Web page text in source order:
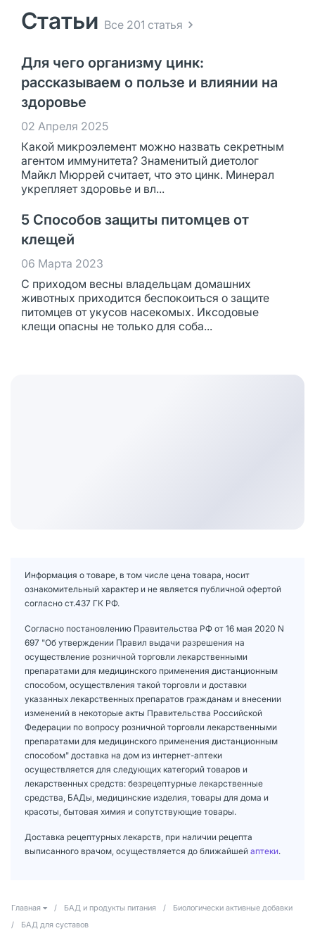
Статьи Все 201 статья
Для чего организму цинк:
рассказываем о пользе и влиянии на
здоровье
02 Апреля 2025
Какой микроэлемент можно назвать секретным
агентом иммунитета? Знаменитый диетолог
Майкл Мюррей считает, что это цинк. Минерал
укрепляет здоровье и вл...
5 Способов защиты питомцев от
клещей
06 Марта 2023
С приходом весны владельцам домашних
животных приходится беспокоиться о защите
питомцев от укусов насекомых. Иксодовые
клещи опасны не только для соба...
Информация о товаре, в том числе цена товара, носит
ознакомительный характер и не является публичной офертой
согласно ст.437 ГК РФ.
Согласно постановлению Правительства РФ от 16 мая 2020 N
697 "Об утверждении Правил выдачи разрешения на
осуществление розничной торговли лекарственными
препаратами для медицинского применения дистанционным
способом, осуществления такой торговли и доставки
указанных лекарственных препаратов гражданам и внесении
изменений в некоторые акты Правительства Российской
Федерации по вопросу розничной торговли лекарственными
препаратами для медицинского применения дистанционным
способом" доставка на дом из интернет-аптеки
осуществляется для следующих категорий товаров и
лекарственных средств: безрецептурные лекарственные
средства, БАДы, медицинские изделия, товары для дома и
красоты, бытовая химия и сопутствующие товары.
Доставка рецептурных лекарств, при наличии рецепта
выписанного врачом, осуществляется до ближайшей аптеки.
Главная / БАД и продукты питания /
Биологически активные добавки
/
БАД для суставов